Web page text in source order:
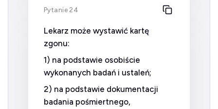
Pytanie 24
Lekarz może wystawić kartę
zgonu:
1) na podstawie osobiście
wykonanych badań i ustaleń;
2) na podstawie dokumentacji
badania pośmiertnego,